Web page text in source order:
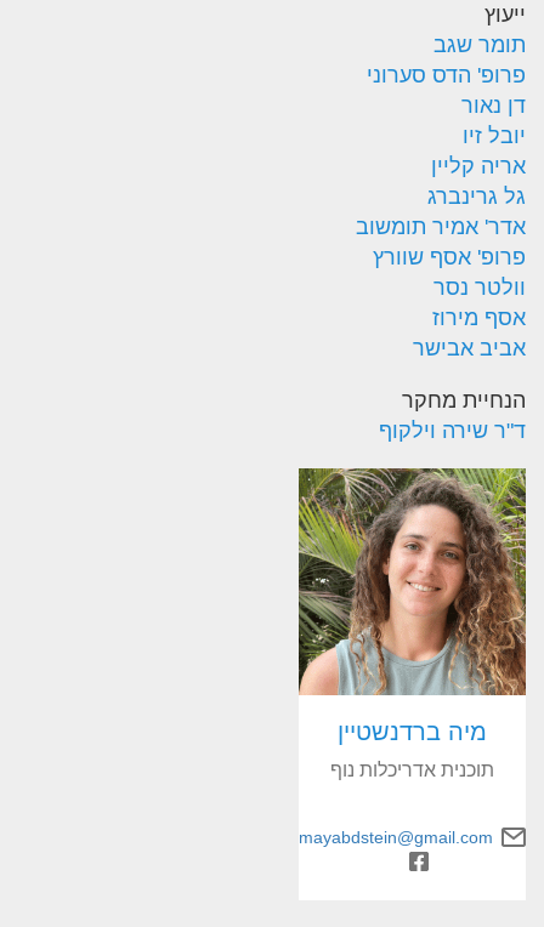
ייעוץ
תומר שגב
פרופ' הדס סערוני
דן נאור
יובל זיו
אריה קליין
גל גרינברג
אדר' אמיר תומשוב
פרופ' אסף שוורץ
וולטר נסר
אסף מירוז
אביב אבישר
הנחיית מחקר
ד"ר שירה וילקוף
מיה ברדנשטיין
תוכנית אדריכלות נוף
mayabdstein@gmail.com